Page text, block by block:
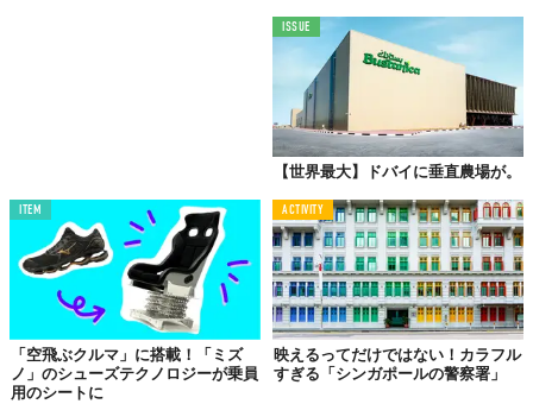
TABI LABO
この世界は、もっと広いはずだ。
ISSUE
【世界最大】ドバイに垂直農場が。
ITEM
「空飛ぶクルマ」に搭載！「ミズ
ノ」のシューズテクノロジーが乗員
用のシートに
ACTIVITY
映えるってだけではない！カラフル
すぎる「シンガポールの警察署」